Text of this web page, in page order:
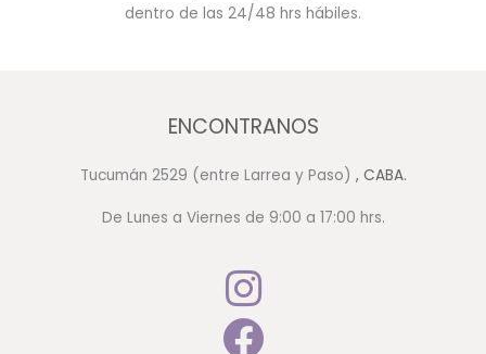
dentro de las 24/48 hrs hábiles.
ENCONTRANOS
Tucumán 2529 (entre Larrea y Paso) , CABA.
De Lunes a Viernes de 9:00 a 17:00 hrs.